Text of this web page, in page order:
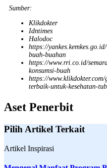
Sumber:
Klikdokter
Idntimes
Halodoc
https://
buah-buahan
https://www.rri.co.id/
konsumsi-buah
https://
terbaik-untuk-kesehatan-
Aset Penerbit
Pilih Artikel Terkait
Artikel Inspirasi